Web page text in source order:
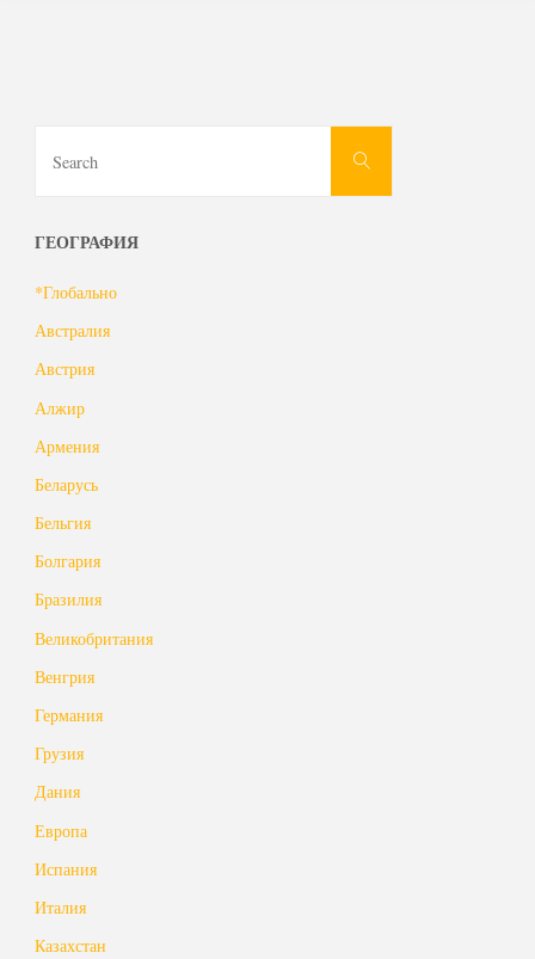
Search
ГЕОГРАФИЯ
*Глобально
Австралия
Австрия
Алжир
Армения
Беларусь
Бельгия
Болгария
Бразилия
Великобритания
Венгрия
Германия
Грузия
Дания
Европа
Испания
Италия
Казахстан